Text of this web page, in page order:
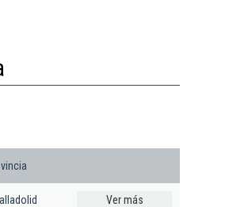
Ver más